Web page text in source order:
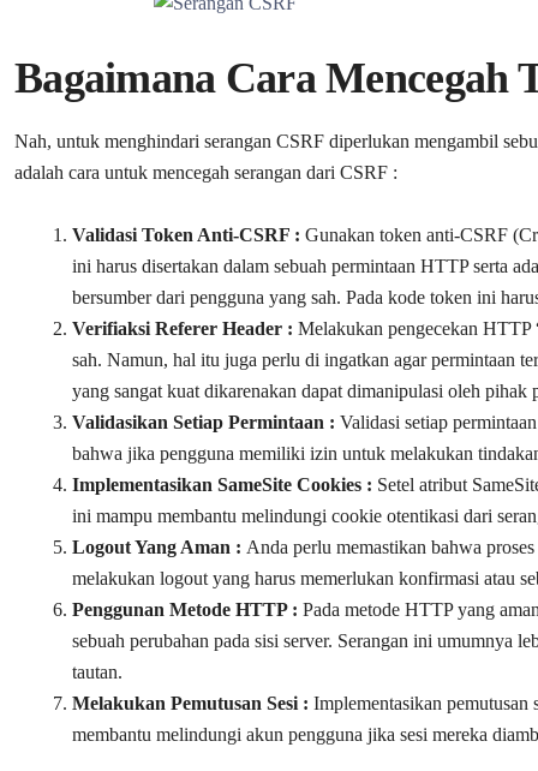
Bagaimana Cara Mencegah
Nah, untuk menghindari serangan CSRF diperlukan mengambil
adalah cara untuk mencegah serangan dari CSRF :
Validasi Token Anti-CSRF : Gunakan token anti-CSRF
ini harus disertakan dalam sebuah permintaan HTTP serta
bersumber dari pengguna yang sah. Pada kode token ini
Verifiaksi Referer Header : Melakukan pengecekan HTTP
sah. Namun, hal itu juga perlu di ingatkan agar permintaan
yang sangat kuat dikarenakan dapat dimanipulasi oleh pihak
Validasikan Setiap Permintaan : Validasi setiap
bahwa jika pengguna memiliki izin untuk melakukan
Implementasikan SameSite Cookies : Setel atribut
ini mampu membantu melindungi cookie otentikasi dari
Logout Yang Aman : Anda perlu memastikan bahwa
melakukan logout yang harus memerlukan konfirmasi atau
Penggunan Metode HTTP : Pada metode HTTP yang
sebuah perubahan pada sisi server. Serangan ini umumnya
tautan.
Melakukan Pemutusan Sesi : Implementasikan
membantu melindungi akun pengguna jika sesi mereka